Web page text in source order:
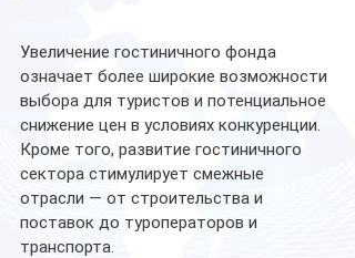
Увеличение гостиничного фонда
означает более широкие возможности
выбора для туристов и потенциальное
снижение цен в условиях конкуренции.
Кроме того, развитие гостиничного
сектора стимулирует смежные
отрасли — от строительства и
поставок до туроператоров и
транспорта.